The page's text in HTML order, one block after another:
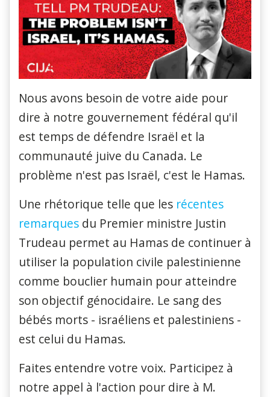
Nous avons besoin de votre aide pour
dire à notre gouvernement fédéral qu'il
est temps de défendre Israël et la
communauté juive du Canada. Le
problème n'est pas Israël, c'est le Hamas.
Une rhétorique telle que les récentes
remarques du Premier ministre Justin
Trudeau permet au Hamas de continuer à
utiliser la population civile palestinienne
comme bouclier humain pour atteindre
son objectif génocidaire. Le sang des
bébés morts - israéliens et palestiniens -
est celui du Hamas.
Faites entendre votre voix. Participez à
notre appel à l'action pour dire à M.